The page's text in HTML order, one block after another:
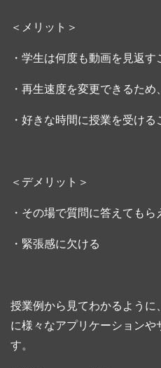
＜メリット＞
・学生は何度も動画を見返す
・再生速度を変更できるた
・好きな時間に授業を受ける
＜デメリット＞
・その場で質問に答えてもら
・緊張感に欠ける
授業例から見てわかるよう
に様々なアプリケーションや
す。